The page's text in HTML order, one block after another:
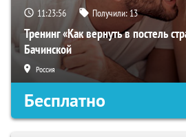
11:23:55 Получили:13
Тренинг «Как вернуть в постель
Бачинской
Россия
Бесплатно